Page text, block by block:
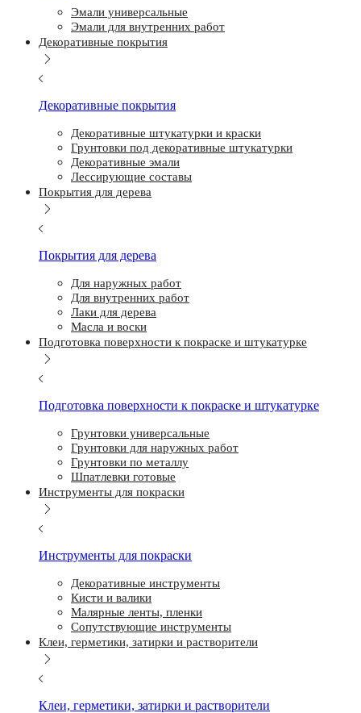
Эмали универсальные
Эмали для внутренних работ
Декоративные покрытия
Декоративные покрытия
Декоративные штукатурки и краски
Грунтовки под декоративные штукатурки
Декоративные эмали
Лессирующие составы
Покрытия для дерева
Покрытия для дерева
Для наружных работ
Для внутренних работ
Лаки для дерева
Масла и воски
Подготовка поверхности к покраске и штукатурке
Подготовка поверхности к покраске и штукатурке
Грунтовки универсальные
Грунтовки для наружных работ
Грунтовки по металлу
Шпатлевки готовые
Инструменты для покраски
Инструменты для покраски
Декоративные инструменты
Кисти и валики
Малярные ленты, пленки
Сопутствующие инструменты
Клеи, герметики, затирки и растворители
Клеи, герметики, затирки и растворители